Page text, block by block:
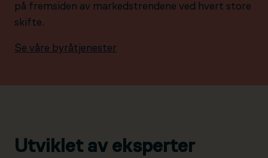
på fremsiden av markedstrendene ved hvert store
skifte.
Se våre byråtjenester
Utviklet av eksperter